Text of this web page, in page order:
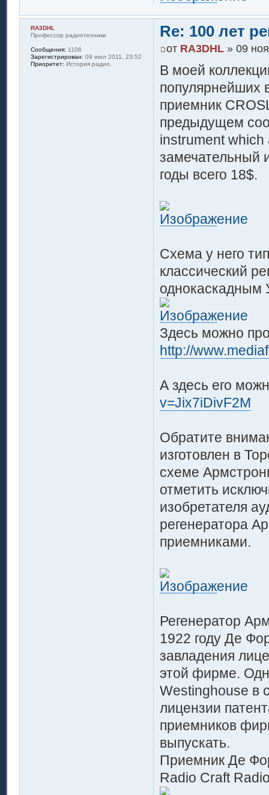
Re: 100 лет
от RA3DHL» 09
В моей
популярнейших
приемник
предыдущем
instrument
замечательный
годы всего 18$.
Схема у него
классический
однокаскадным
Здесь можно
http://
А здесь его
v=Jix7iDivF2M
Обратите
изготовлен в
схеме
отметить
изобретателя
регенератора
приемниками.
Регенератор
1922 году Де
завладения
этой фирме.
Westinghouse в
лицензии
приемников
выпускать.
Приемник Де
Radio Craft
RA3DHL
Профессор радиотехники
Сообщения: 1106
Зарегистрирован: 09 июл 2011, 23:52
Приоритет: История радио.